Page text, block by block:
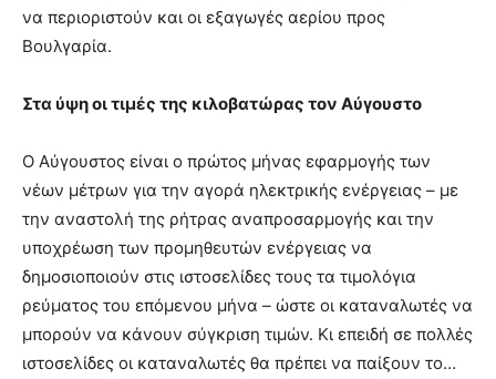
να περιοριστούν και οι εξαγωγές αερίου προς
Βουλγαρία.
Στα ύψη οι τιμές της κιλοβατώρας τον Αύγουστο
Ο Αύγουστος είναι ο πρώτος μήνας εφαρμογής των
νέων μέτρων για την αγορά ηλεκτρικής ενέργειας – με
την αναστολή της ρήτρας αναπροσαρμογής και την
υποχρέωση των προμηθευτών ενέργειας να
δημοσιοποιούν στις ιστοσελίδες τους τα τιμολόγια
ρεύματος του επόμενου μήνα – ώστε οι καταναλωτές να
μπορούν να κάνουν σύγκριση τιμών. Κι επειδή σε πολλές
ιστοσελίδες οι καταναλωτές θα πρέπει να παίξουν το…